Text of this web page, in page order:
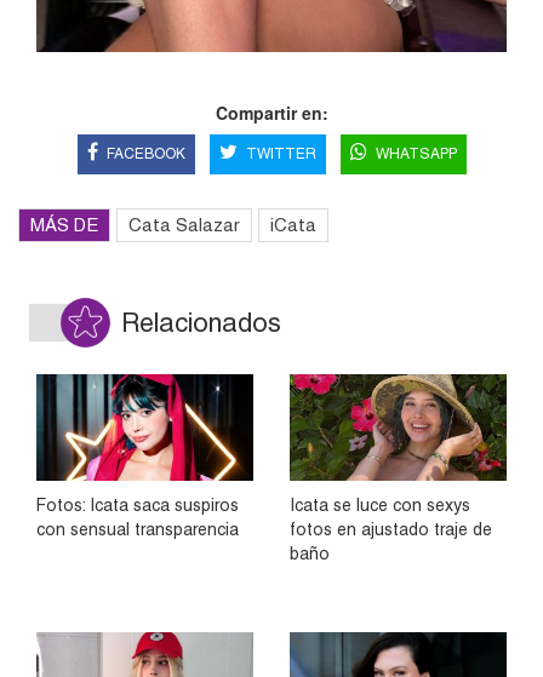
Compartir en:
FACEBOOK TWITTER WHATSAPP
MÁS DE Cata Salazar iCata
Relacionados
Fotos: Icata saca suspiros
con sensual transparencia
Icata se luce con sexys
fotos en ajustado traje de
baño